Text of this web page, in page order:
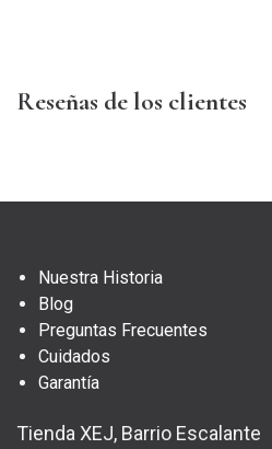
Reseñas de los clientes
Nuestra Historia
Blog
Preguntas Frecuentes
Cuidados
Garantía
Tienda XEJ, Barrio Escalante